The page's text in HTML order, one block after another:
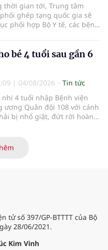
thời gian tới, Trung tâm
ghép tạng quốc gia sẽ
phối hợp Bộ Y tế, các bệnh
truyền thông, hoàn thiện
chuyên môn và hệ thống
ghép mô tạng.
bé 4 tuổi sau gần 6
| 04/08/2026
Tin tức
nhi 4 tuổi nhập Bệnh viện
ương Quân đội 108 với cánh
bị nhổ giật, đứt rời hoàn
nặng và thời gian thiếu
dài, các bác sĩ đã tái lập
tử số 397/GP-BTTTT của Bộ
28/06/2021.
Kim Vinh